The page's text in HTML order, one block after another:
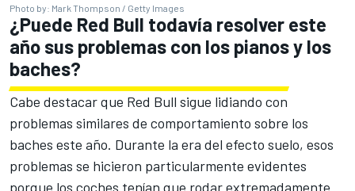
Photo by: Mark Thompson / Getty Images
¿Puede Red Bull todavía resolver este
año sus problemas con los pianos y los
baches?
Cabe destacar que Red Bull sigue lidiando con
problemas similares de comportamiento sobre los
baches este año. Durante la era del efecto suelo, esos
problemas se hicieron particularmente evidentes
porque los coches tenían que rodar extremadamente